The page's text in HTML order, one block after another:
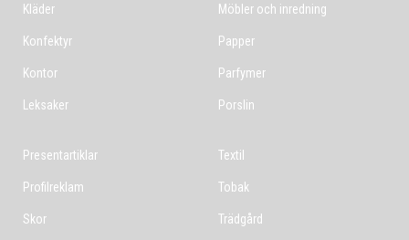
Kläder
Konfektyr
Kontor
Leksaker
Möbler och inredning
Papper
Parfymer
Porslin
Presentartiklar
Profilreklam
Skor
Textil
Tobak
Trädgård